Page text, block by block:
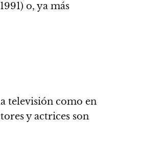
o, ya más
televisión como en
y actrices son